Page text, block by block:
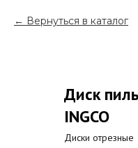
Вернуться в каталог
Диск
INGCO
Диски отрезные